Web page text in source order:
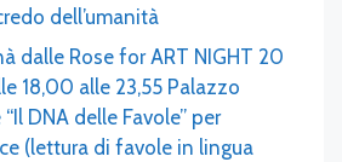
dell’umanità
dalle Rose for ART NIGHT 20
18,00 alle 23,55 Palazzo
DNA delle Favole” per
(lettura di favole in lingua